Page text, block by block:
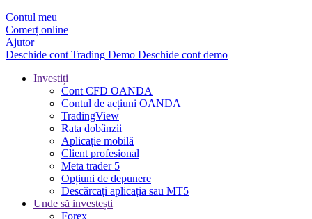
Contul meu
Comerț online
Ajutor
Deschide cont Trading Demo Deschide cont demo
Investiți
Cont CFD OANDA
Contul de acțiuni OANDA
TradingView
Rata dobânzii
Aplicație mobilă
Client profesional
Meta trader 5
Opțiuni de depunere
Descărcați aplicația sau MT5
Unde să investești
Forex